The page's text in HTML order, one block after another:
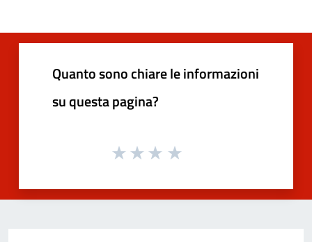
Quanto sono chiare le informazioni
su questa pagina?